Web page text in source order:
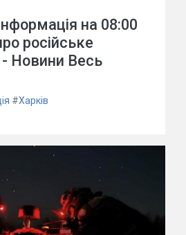
на 08:00
російське
- Новини Весь
#Харків